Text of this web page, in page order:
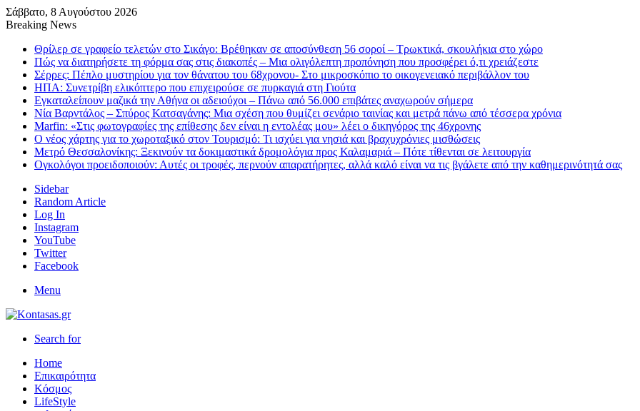
Σάββατο, 8 Αυγούστου 2026
Breaking News
Θρίλερ σε γραφείο τελετών στο Σικάγο: Βρέθηκαν σε αποσύνθεση 56 σοροί – Τρωκτικά, σκουλήκια στο χώρο
Πώς να διατηρήσετε τη φόρμα σας στις διακοπές – Μια ολιγόλεπτη προπόνηση που προσφέρει ό,τι χρειάζεστε
Σέρρες: Πέπλο μυστηρίου για τον θάνατου του 68χρονου- Στο μικροσκόπιο το οικογενειακό περιβάλλον του
ΗΠΑ: Συνετρίβη ελικόπτερο που επιχειρούσε σε πυρκαγιά στη Γιούτα
Εγκαταλείπουν μαζικά την Αθήνα οι αδειούχοι – Πάνω από 56.000 επιβάτες αναχωρούν σήμερα
Νία Βαρντάλος – Σπύρος Κατσαγάνης: Μια σχέση που θυμίζει σενάριο ταινίας και μετρά πάνω από τέσσερα χρόνια
Marfin: «Στις φωτογραφίες της επίθεσης δεν είναι η εντολέας μου» λέει ο δικηγόρος της 46χρονης
Ο νέος χάρτης για το χωροταξικό στον Τουρισμό: Τι ισχύει για νησιά και βραχυχρόνιες μισθώσεις
Μετρό Θεσσαλονίκης: Ξεκινούν τα δοκιμαστικά δρομολόγια προς Καλαμαριά – Πότε τίθενται σε λειτουργία
Ογκολόγοι προειδοποιούν: Αυτές οι τροφές, περνούν απαρατήρητες, αλλά καλό είναι να τις βγάλετε από την καθημερινότητά σας
Sidebar
Random Article
Log In
Instagram
YouTube
Twitter
Facebook
Menu
Search for
Home
Επικαιρότητα
Κόσμος
LifeStyle